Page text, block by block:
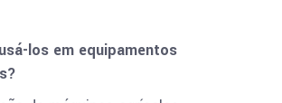
los em equipamentos